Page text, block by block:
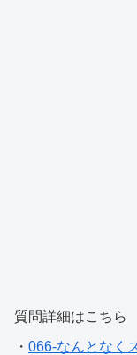
質問詳細はこちら
・ 066-なんとなく